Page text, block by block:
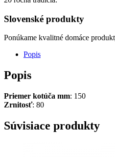
Slovenské produkty
Ponúkame kvalitné domáce
Popis
Popis
Priemer kotúča mm: 150
Zrnitosť: 80
Súvisiace produkty